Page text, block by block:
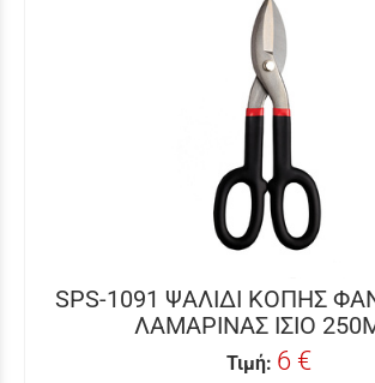
SPS-1091 ΨΑΛΙΔΙ ΚΟΠΗΣ
ΛΑΜΑΡΙΝΑΣ ΙΣΙΟ
Τιμή: 6 €